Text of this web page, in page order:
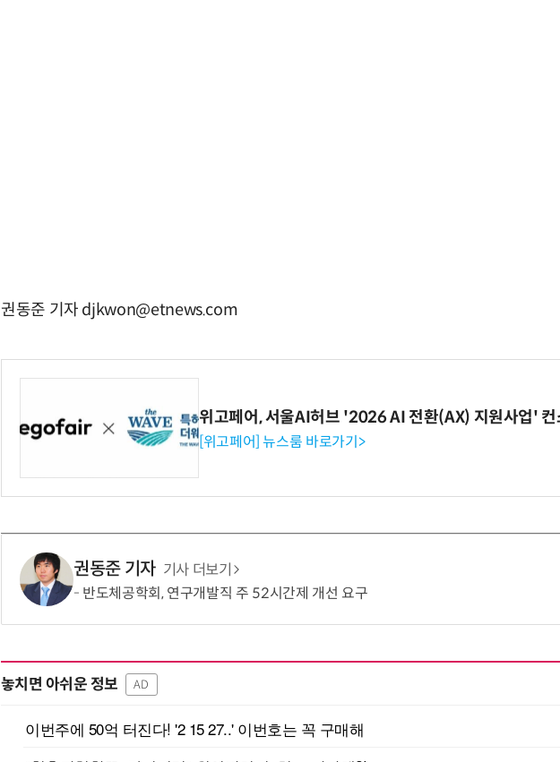
권동준 기자 djkwon@etnews.com
위고페어, 서울AI허브 '2026 AI 전환(AX) 지원사업' 컨
[위고페어] 뉴스룸 바로가기>
권동준 기자 기사 더보기
반도체공학회, 연구개발직 주 52시간제 개선 요구
놓치면 아쉬운 정보 AD